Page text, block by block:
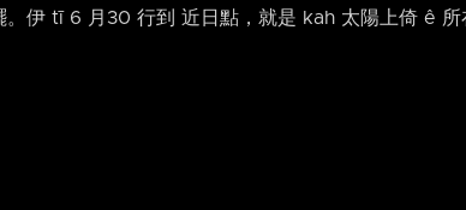
伊 tī 6 月30 行到 近日點，就是 kah 太陽上倚 ê 所